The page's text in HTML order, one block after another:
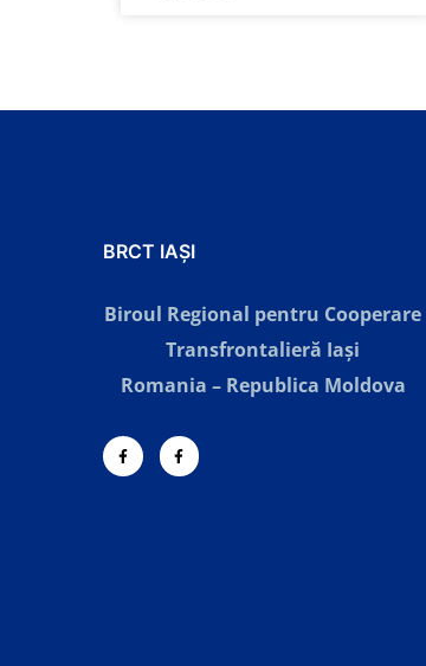
BRCT IAȘI
Biroul Regional pentru Cooperare
Transfrontalieră Iaşi
Romania – Republica Moldova